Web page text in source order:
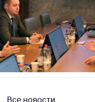
телефоннaя
линия
Все новости